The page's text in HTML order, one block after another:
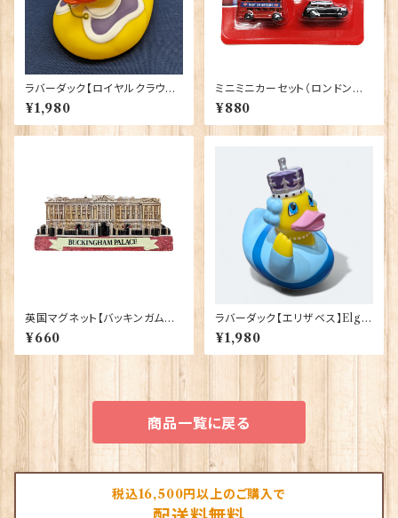
ラバーダック【ロイヤルクラウン】
Elgate Products 90344
¥1,980
ミニミニカーセット（ロンドンバ
ス＆ブラックキャブ） Elgate Pr
oducts 90322
¥880
英国マグネット【バッキンガム宮
殿】Elgate Products 90030
（13652）
¥660
ラバーダック【エリザベス】Elgat
e Products 90348（73371）
¥1,980
商品一覧に戻る
税込16,500円以上のご購入で